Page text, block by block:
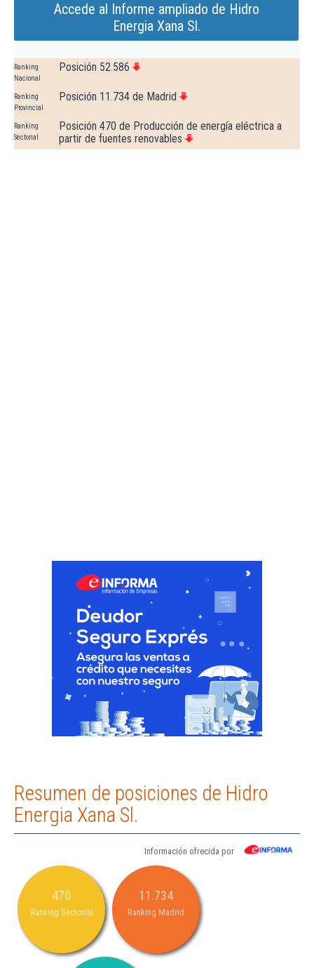
Accede al Informe ampliado de Hidro
Energia Xana Sl.
Ranking
Nacional
Posición 52.586
Ranking
Provincial
Posición 11.734 de Madrid
Ranking
Sectorial
Posición 470 de Producción de energía eléctrica a
partir de fuentes renovables
Resumen de posiciones de Hidro
Energia Xana Sl.
Información ofrecida por
470
Ranking Sectorial
11.734
Ranking Madrid